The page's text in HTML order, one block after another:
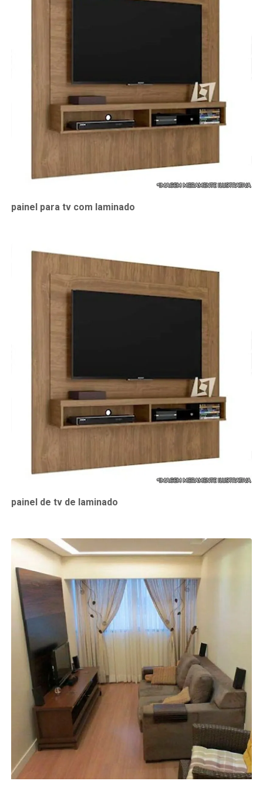
painel para tv com laminado
painel de tv de laminado